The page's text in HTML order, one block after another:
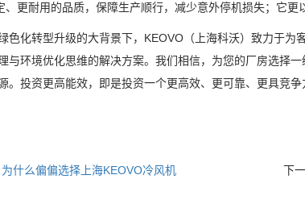
、更耐用的品质，保障生产顺行，减少意外停机损失；它更
色化转型升级的大背景下，KEOVO（上海科沃）致力于为
与环境优化思维的解决方案。我们相信，为您的厂房选择
。投资更高能效，即是投资一个更高效、更可靠、更具竞争
为什么偏偏选择上海KEOVO冷风机 下